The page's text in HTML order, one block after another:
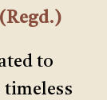
to
timeless